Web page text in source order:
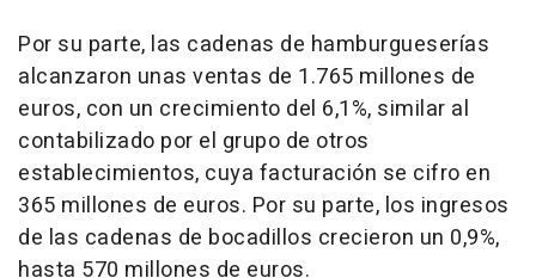
Por su parte, las cadenas de hamburgueserías
alcanzaron unas ventas de 1.765 millones de
euros, con un crecimiento del 6,1%, similar al
contabilizado por el grupo de otros
establecimientos, cuya facturación se cifro en
365 millones de euros. Por su parte, los ingresos
de las cadenas de bocadillos crecieron un 0,9%,
hasta 570 millones de euros.